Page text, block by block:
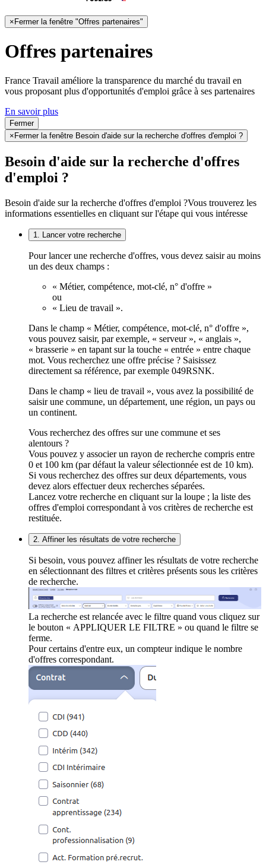
× Fermer la fenêtre "Offres partenaires"
Offres partenaires
France Travail améliore la transparence du marché du travail en
vous proposant plus d'opportunités d'emploi grâce à ses partenaires
En savoir plus
Fermer
× Fermer la fenêtre Besoin d'aide sur la recherche d'offres d'emploi ?
Besoin d'aide sur la recherche d'offres
d'emploi ?
Besoin d'aide sur la recherche d'offres d'emploi ?Vous trouverez les
informations essentielles en cliquant sur l'étape qui vous intéresse
1. Lancer votre recherche
Pour lancer une recherche d'offres, vous devez saisir au moins
un des deux champs :
« Métier, compétence, mot-clé, n° d'offre »
ou
« Lieu de travail ».
Dans le champ « Métier, compétence, mot-clé, n° d'offre »,
vous pouvez saisir, par exemple, « serveur », « anglais »,
« brasserie » en tapant sur la touche « entrée » entre chaque
mot. Vous recherchez une offre précise ? Saisissez
directement sa référence, par exemple 049RSNK.
Dans le champ « lieu de travail », vous avez la possibilité de
saisir une commune, un département, une région, un pays ou
un continent.
Vous recherchez des offres sur une commune et ses
alentours ?
Vous pouvez y associer un rayon de recherche compris entre
0 et 100 km (par défaut la valeur sélectionnée est de 10 km).
Si vous recherchez des offres sur deux départements, vous
devez alors effectuer deux recherches séparées.
Lancez votre recherche en cliquant sur la loupe ; la liste des
offres d'emploi correspondant à vos critères de recherche est
restituée.
2. Affiner les résultats de votre recherche
Si besoin, vous pouvez affiner les résultats de votre recherche
en sélectionnant des filtres et critères présents sous les critères
de recherche.
La recherche est relancée avec le filtre quand vous cliquez sur
le bouton « APPLIQUER LE FILTRE » ou quand le filtre se
ferme.
Pour certains d'entre eux, un compteur indique le nombre
d'offres correspondant.